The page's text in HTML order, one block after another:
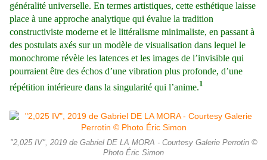
généralité universelle. En termes artistiques, cette esthétique laisse
place à une approche analytique qui évalue la tradition
constructiviste moderne et le littéralisme minimaliste, en passant à
des postulats axés sur un modèle de visualisation dans lequel le
monochrome révèle les latences et les images de l’invisible qui
pourraient être des échos d’une vibration plus profonde, d’une
répétition intérieure dans la singularité qui l’anime.1
"2,025 IV", 2019 de Gabriel DE LA MORA - Courtesy Galerie Perrotin ©
Photo Éric Simon